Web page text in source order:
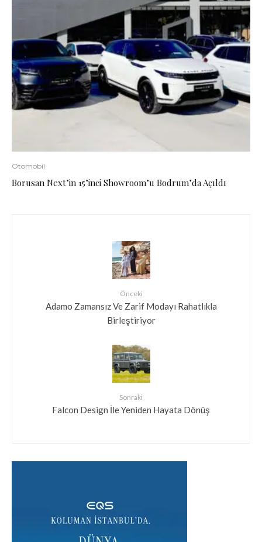
Otomobil
Borusan Next’in 15’inci Showroom’u Bodrum’da Açıldı
Önceki
Adamo Zamansız Ve Zarif Modayı Rahatlıkla
Birleştiriyor
Sonraki
Falcon Design İle Yeniden Hayata Dönüş